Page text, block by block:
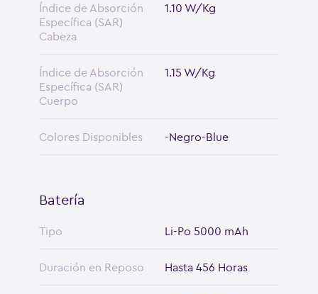
Índice de Absorción
Específica (SAR)
Cabeza
1.10 W/Kg
Índice de Absorción
Específica (SAR)
Cuerpo
1.15 W/Kg
Colores Disponibles -Negro-Blue
Batería
Tipo Li-Po 5000 mAh
Duración en Reposo Hasta 456 Horas